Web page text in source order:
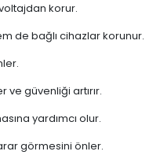
korur.
de bağlı cihazlar korunur.
ve güvenliği artırır.
yardımcı olur.
görmesini önler.